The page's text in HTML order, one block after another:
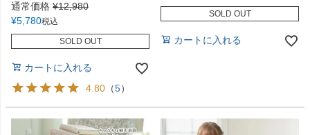
通常価格 ¥12,980
¥5,780税込
SOLD OUT
カートに入れる
4.80 （5）
SOLD OUT
カートに入れる